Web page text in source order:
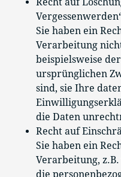
Sie haben ein
Verarbeitung
beispielsweise
ursprünglichen
sind, sie Ihre
die Daten
Recht auf
Sie haben ein
Verarbeitung,
die